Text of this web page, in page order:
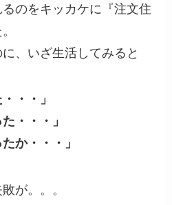
のをキッカケに『注文住
、いざ生活してみると
・・」
・・・」
か・・・」
が。。。